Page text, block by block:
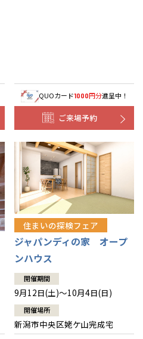
QUOカード1000円分進呈中！
ご来場予約
住まいの探検フェア
ジャパンディの家 オープ
ンハウス
開催期間
9月12日(土)～10月4日(日)
開催場所
新潟市中央区姥ケ山完成宅